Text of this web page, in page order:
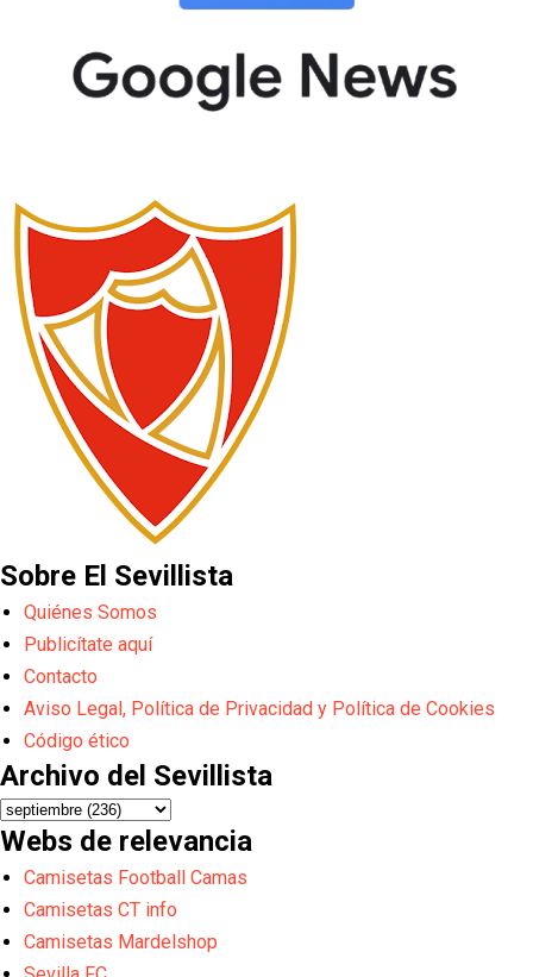
Sobre El Sevillista
Quiénes Somos
Publicítate aquí
Contacto
Aviso Legal, Política de Privacidad y Política de Cookies
Código ético
Archivo del Sevillista
Webs de relevancia
Camisetas Football Camas
Camisetas CT info
Camisetas Mardelshop